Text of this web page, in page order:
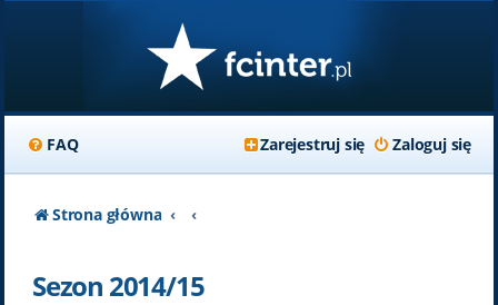
FAQ Zaloguj się
Zarejestruj się
Strona główna
Sezon 2014/15